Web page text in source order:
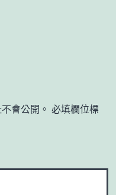
會公開。 必填欄位標